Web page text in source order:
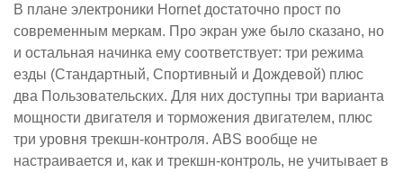
В плане электроники Hornet достаточно прост по
современным меркам. Про экран уже было сказано, но
и остальная начинка ему соответствует: три режима
езды (Стандартный, Спортивный и Дождевой) плюс
два Пользовательских. Для них доступны три варианта
мощности двигателя и торможения двигателем, плюс
три уровня трекшн-контроля. ABS вообще не
настраивается и, как и трекшн-контроль, не учитывает в